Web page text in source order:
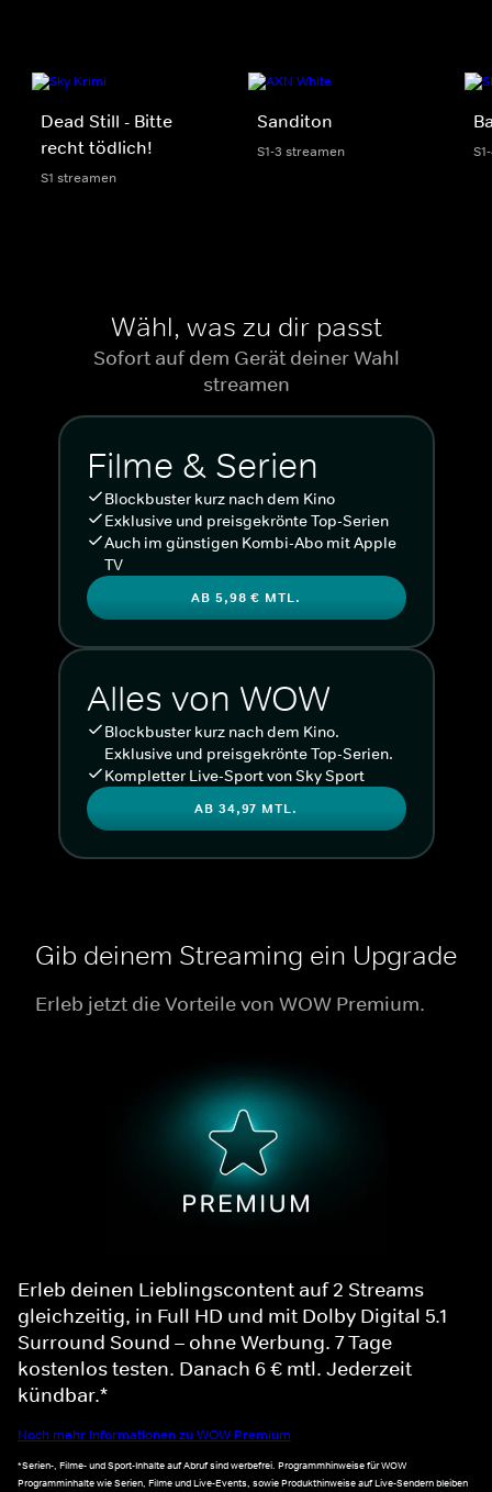
Dead Still - Bitte
recht tödlich!
S1 streamen
Sanditon
S1-3 streamen
Wähl, was zu dir passt
Sofort auf dem Gerät deiner Wahl
streamen
Filme & Serien
Blockbuster kurz nach dem Kino
Exklusive und preisgekrönte Top-Serien
Auch im günstigen Kombi-Abo mit Apple
TV
AB 5,98 € MTL.
Alles von WOW
Blockbuster kurz nach dem Kino.
Exklusive und preisgekrönte Top-Serien.
Kompletter Live-Sport von Sky Sport
AB 34,97 MTL.
Gib deinem Streaming ein Upgrade
Erleb jetzt die Vorteile von WOW Premium.
Erleb deinen Lieblingscontent auf 2 Streams
gleichzeitig, in Full HD und mit Dolby Digital 5.1
Surround Sound – ohne Werbung. 7 Tage
kostenlos testen. Danach 6 € mtl. Jederzeit
kündbar.*
Noch mehr Informationen zu WOW Premium
*Serien-, Filme- und Sport-Inhalte auf Abruf sind werbefrei. Programmhinweise für WOW
Programminhalte wie Serien, Filme und Live-Events, sowie Produkthinweise auf Live-Sendern bleiben